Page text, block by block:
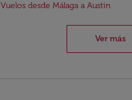
Vuelos desde Málaga a Austin
Ver más